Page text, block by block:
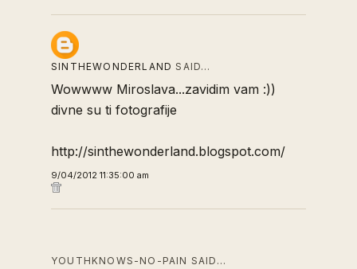
SINTHEWONDERLAND SAID…
Wowwww Miroslava...zavidim vam :))
divne su ti fotografije
http://sinthewonderland.blogspot.com/
9/04/2012 11:35:00 am
YOUTHKNOWS-NO-PAIN SAID…